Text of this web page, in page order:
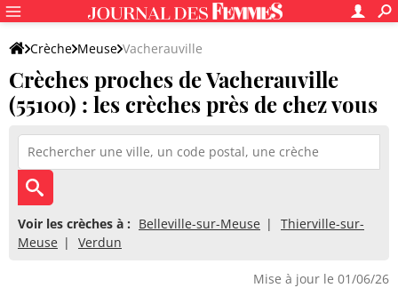
Crèche Meuse Vacherauville
Crèches proches de Vacherauville
(55100) : les crèches près de chez vous
Voir les crèches à : Belleville-sur-Meuse
Thierville-sur-
Meuse
Verdun
Mise à jour le 01/06/26